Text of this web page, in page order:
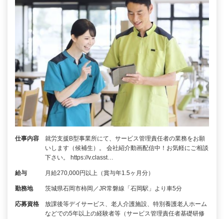
仕事内容
就労支援B型事業所にて、サービス管理責任者の業務をお願
いします（候補生）。 会社紹介動画配信中！お気軽にご相談
下さい。 https://v.classt…
給与 月給270,000円以上（賞与年1.5ヶ月分）
勤務地 茨城県石岡市柿岡／JR常磐線「石岡駅」より車5分
応募資格
放課後等デイサービス、老人介護施設、特別養護老人ホーム
などでの5年以上の経験者等（サービス管理責任者基礎研修